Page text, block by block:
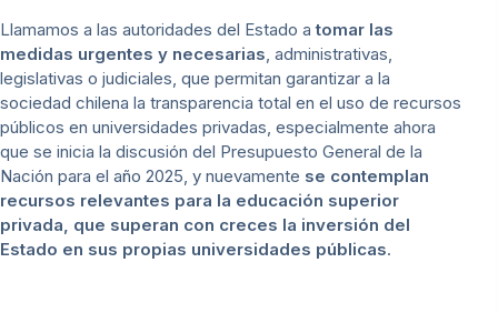
Llamamos a las autoridades del Estado atomar las
medidas urgentes y necesarias, administrativas,
legislativas o judiciales, que permitan garantizar a la
sociedad chilena la transparencia total en el uso de recursos
públicos en universidades privadas, especialmente ahora
que se inicia la discusión del Presupuesto General de la
Nación para el año 2025, y nuevamente se contemplan
recursos relevantes para la educación superior
privada, que superan con creces la inversión del
Estado en sus propias universidades públicas.